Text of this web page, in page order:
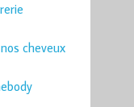
cheveux